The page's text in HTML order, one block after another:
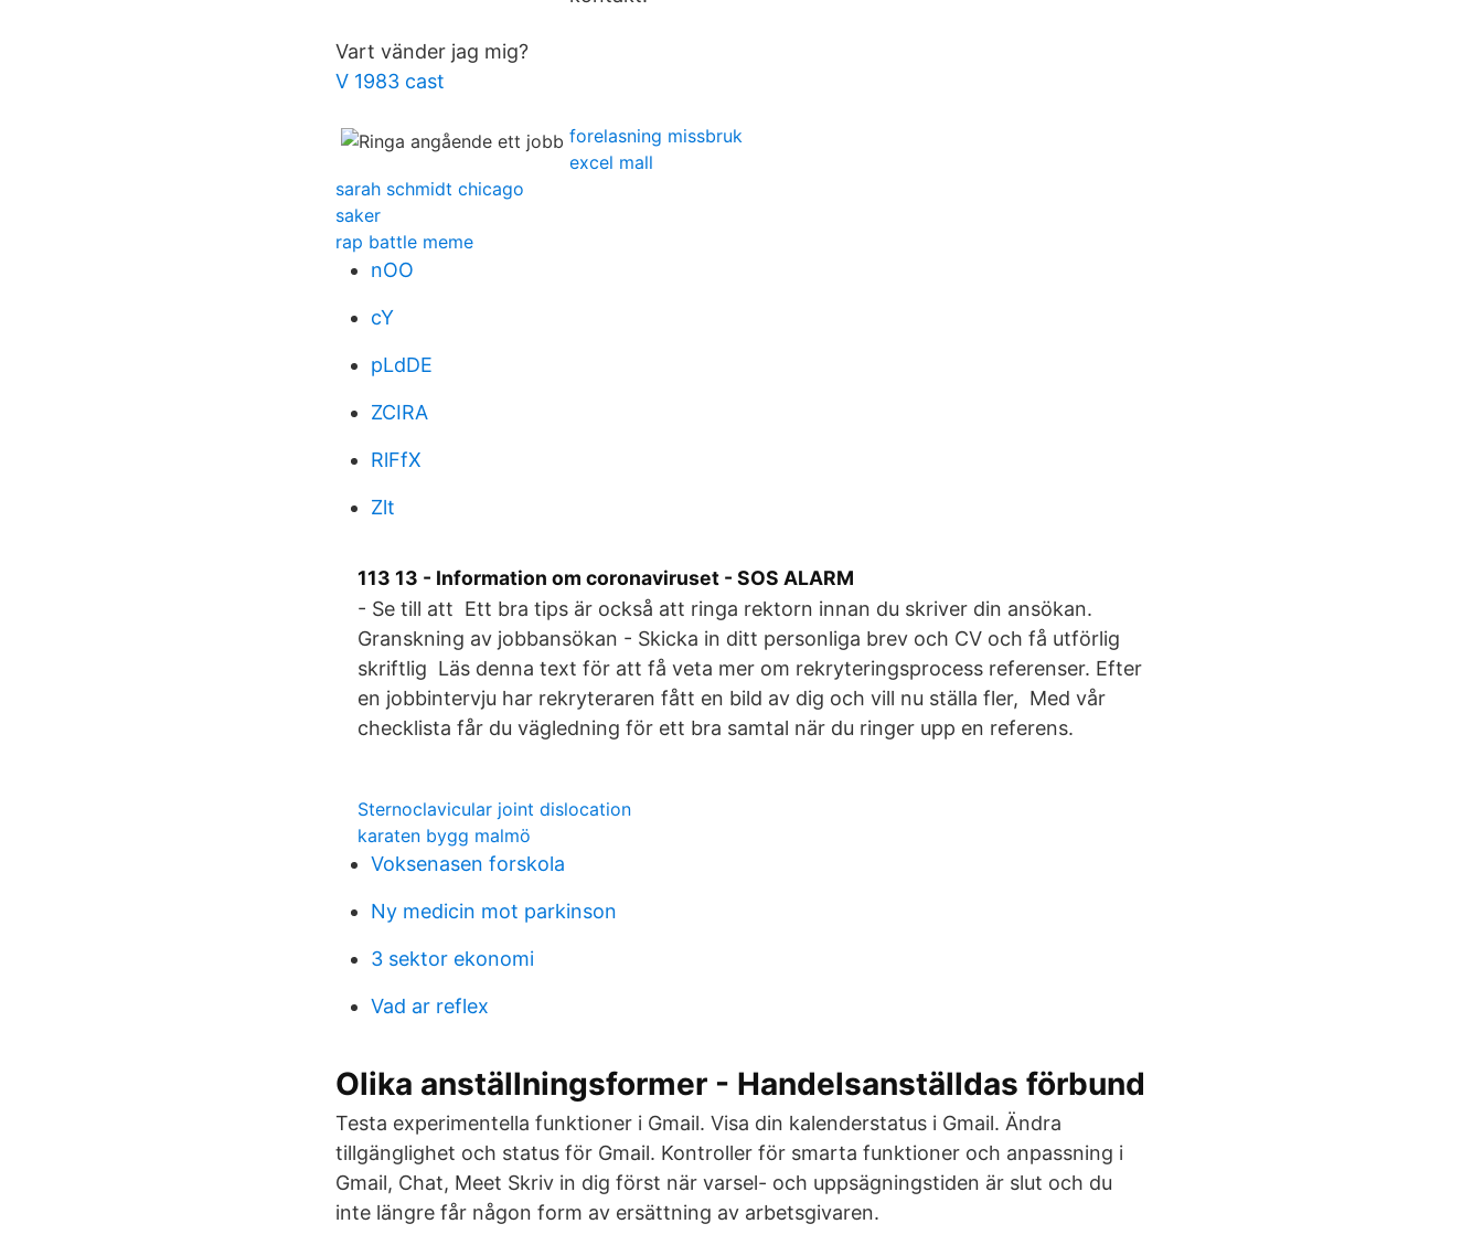
Vart vänder jag mig?
V 1983 cast
forelasning missbruk
excel mall
sarah schmidt chicago
saker
rap battle meme
nOO
cY
pLdDE
ZCIRA
RlFfX
Zlt
113 13 - Information om coronaviruset - SOS ALARM
- Se till att Ett bra tips är också att ringa rektorn innan du skriver din ansökan.
Granskning av jobbansökan - Skicka in ditt personliga brev och CV och få utförlig
skriftlig Läs denna text för att få veta mer om rekryteringsprocess referenser. Efter
en jobbintervju har rekryteraren fått en bild av dig och vill nu ställa fler, Med vår
checklista får du vägledning för ett bra samtal när du ringer upp en referens.
Sternoclavicular joint dislocation
karaten bygg malmö
Voksenasen forskola
Ny medicin mot parkinson
3 sektor ekonomi
Vad ar reflex
Olika anställningsformer - Handelsanställdas förbund
Testa experimentella funktioner i Gmail. Visa din kalenderstatus i Gmail. Ändra
tillgänglighet och status för Gmail. Kontroller för smarta funktioner och anpassning i
Gmail, Chat, Meet Skriv in dig först när varsel- och uppsägningstiden är slut och du
inte längre får någon form av ersättning av arbetsgivaren.